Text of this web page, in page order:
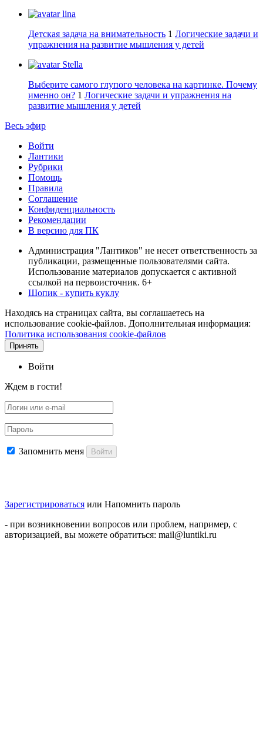
lina
Детская задача на внимательность 1 Логические задачи и
упражнения на развитие мышления у детей
Stella
Выберите самого глупого человека на картинке. Почему
именно он? 1 Логические задачи и упражнения на
развитие мышления у детей
Весь эфир
Войти
Лантики
Рубрики
Помощь
Правила
Соглашение
Конфиденциальность
Рекомендации
В версию для ПК
Администрация "Лантиков" не несет ответственность за
публикации, размещенные пользователями сайта.
Использование материалов допускается с активной
ссылкой на первоисточник. 6+
Шопик - купить куклу
Находясь на страницах сайта, вы соглашаетесь на
использование cookie-файлов. Дополнительная информация:
Политика использования cookie-файлов
Принять
Войти
Ждем в гости!
Запомнить меня Войти
Зарегистрироваться или Напомнить пароль
- при возникновении вопросов или проблем, например, с
авторизацией, вы можете обратиться: mail@luntiki.ru